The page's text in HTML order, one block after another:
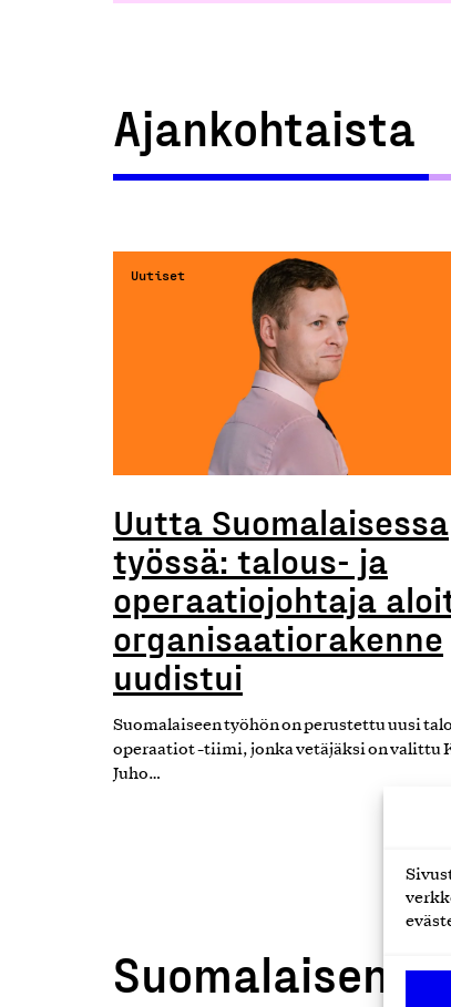
Ajankohtaista
Uutiset
Uutta Suomalaisessa
työssä: talous- ja
operaatiojohtaja
organisaatiorakenne
uudistui
Suomalaiseen työhön on perustettu uusi
operaatiot -tiimi, jonka vetäjäksi on valittu
Juho…
Suomalaisen